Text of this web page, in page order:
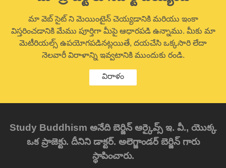
మా వెబ్ సైట్ ని మెయింటైన్ చెయ్యడానికి మరియు ఇంకా
విస్తరించడానికి మేము పూర్తిగా మీపై ఆధారపడి ఉన్నాము. మీకు మా
మెటీరియల్స్ ఉపయోగపడినట్లయితే, దయచేసి ఒక్కసారి లేదా
నెలవారీ విరాళాన్ని ఇవ్వటానికి ముందుకు రండి.
విరాళం
Study Buddhism అనేది బెర్జిన్ ఆర్కైవ్స్ ఇ. వీ., యొక్క
ఒక ప్రాజెక్టు. దీనిని డాక్టర్. అలెగ్జాండర్ బెర్జిన్ గారు
స్థాపించారు.